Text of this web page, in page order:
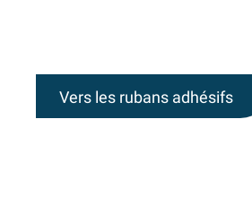
Vers les rubans adhésifs